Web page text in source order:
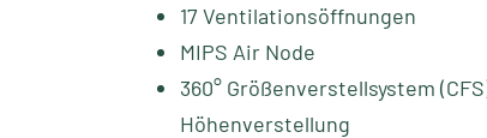
17 Ventilationsöffnungen
MIPS Air Node
360° Größenverstellsystem
Höhenverstellung